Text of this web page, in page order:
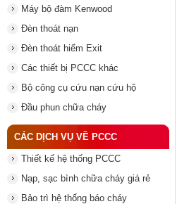
Máy bộ đàm Kenwood
Đèn thoát nạn
Đèn thoát hiểm Exit
Các thiết bị PCCC khác
Bộ công cụ cứu nạn cứu hộ
Đầu phun chữa cháy
CÁC DỊCH VỤ VỀ PCCC
Thiết kế hệ thống PCCC
Nạp, sạc bình chữa cháy giá rẻ
Bảo trì hệ thống báo cháy